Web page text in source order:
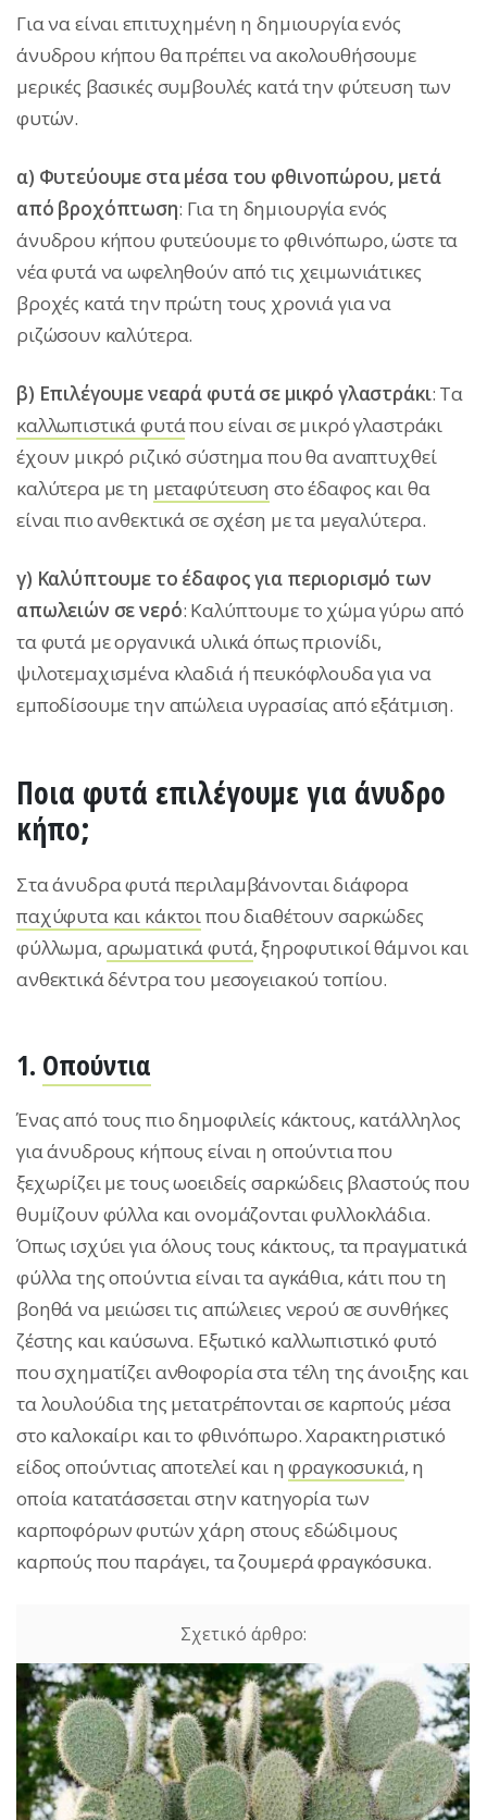
Για να είναι επιτυχημένη η δημιουργία ενός
άνυδρου κήπου θα πρέπει να ακολουθήσουμε
μερικές βασικές συμβουλές κατά την φύτευση των
φυτών.
α) Φυτεύουμε στα μέσα του φθινοπώρου, μετά
από βροχόπτωση: Για τη δημιουργία ενός
άνυδρου κήπου φυτεύουμε το φθινόπωρο, ώστε τα
νέα φυτά να ωφεληθούν από τις χειμωνιάτικες
βροχές κατά την πρώτη τους χρονιά για να
ριζώσουν καλύτερα.
β) Επιλέγουμε νεαρά φυτά σε μικρό γλαστράκι: Τα
καλλωπιστικά φυτάπου είναι σε μικρό γλαστράκι
έχουν μικρό ριζικό σύστημα που θα αναπτυχθεί
καλύτερα με τη μεταφύτευση στο έδαφος και θα
είναι πιο ανθεκτικά σε σχέση με τα μεγαλύτερα.
γ) Καλύπτουμε το έδαφος για περιορισμό των
απωλειών σε νερό: Καλύπτουμε το χώμα γύρω από
τα φυτά με οργανικά υλικά όπως πριονίδι,
ψιλοτεμαχισμένα κλαδιά ή πευκόφλουδα για να
εμποδίσουμε την απώλεια υγρασίας από εξάτμιση.
Ποια φυτά επιλέγουμε για άνυδρο
κήπο;
Στα άνυδρα φυτά περιλαμβάνονται διάφορα
παχύφυτα και κάκτοιπου διαθέτουν σαρκώδες
φύλλωμα, αρωματικά φυτά, ξηροφυτικοί θάμνοι και
ανθεκτικά δέντρα του μεσογειακού τοπίου.
1. Οπούντια
Ένας από τους πιο δημοφιλείς κάκτους, κατάλληλος
για άνυδρους κήπους είναι η οπούντια που
ξεχωρίζει με τους ωοειδείς σαρκώδεις βλαστούς που
θυμίζουν φύλλα και ονομάζονται φυλλοκλάδια.
Όπως ισχύει για όλους τους κάκτους, τα πραγματικά
φύλλα της οπούντια είναι τα αγκάθια, κάτι που τη
βοηθά να μειώσει τις απώλειες νερού σε συνθήκες
ζέστης και καύσωνα. Εξωτικό καλλωπιστικό φυτό
που σχηματίζει ανθοφορία στα τέλη της άνοιξης και
τα λουλούδια της μετατρέπονται σε καρπούς μέσα
στο καλοκαίρι και το φθινόπωρο. Xαρακτηριστικό
είδος οπούντιας αποτελεί και ηφραγκοσυκιά, η
οποία κατατάσσεται στην κατηγορία των
καρποφόρων φυτών χάρη στους εδώδιμους
καρπούς που παράγει, τα ζουμερά φραγκόσυκα.